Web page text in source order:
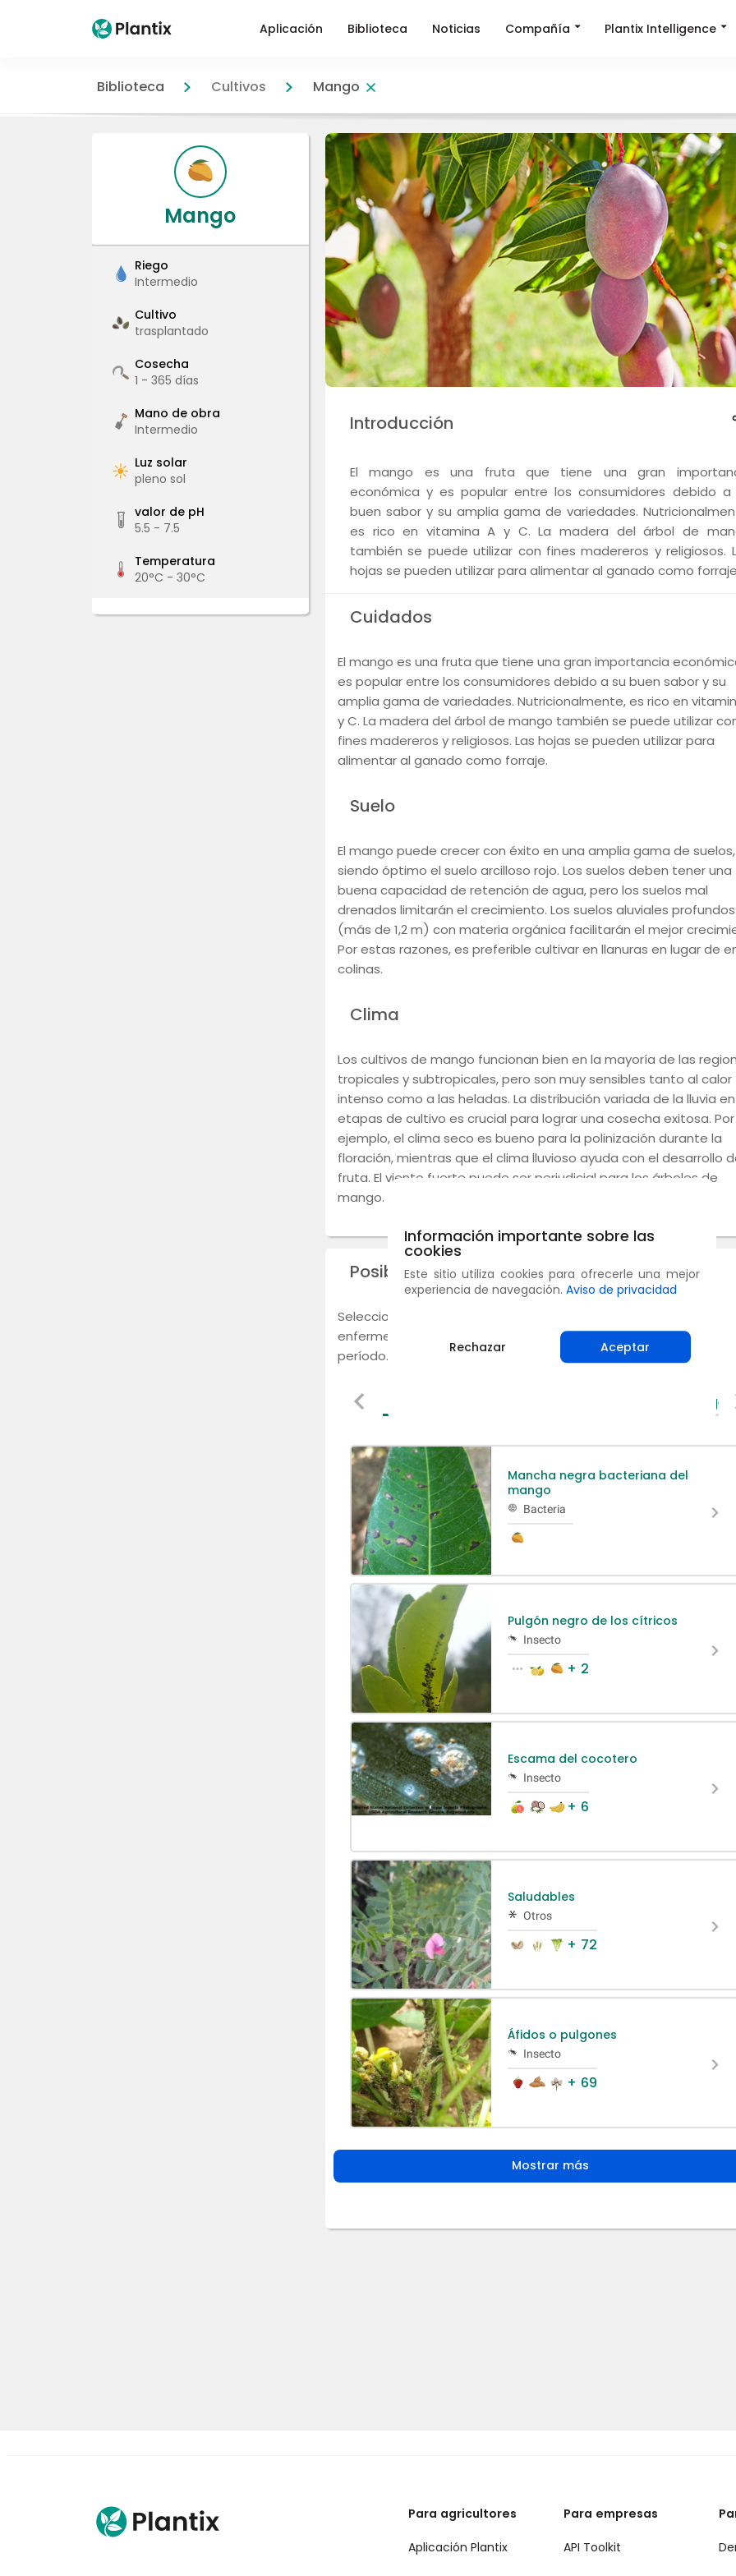
Aplicación Biblioteca Noticias Compañía Plantix Intelligence
Biblioteca Cultivos Mango
Mango
Riego
Intermedio
Cultivo
trasplantado
Cosecha
1 - 365 días
Mano de obra
Intermedio
Luz solar
pleno sol
valor de pH
5.5 - 7.5
Temperatura
20°C - 30°C
Introducción
El mango es una fruta que tiene una gran
económica y es popular entre los consumidores debido a
buen sabor y su amplia gama de variedades.
es rico en vitamina A y C. La madera del árbol de
también se puede utilizar con fines madereros y religiosos.
hojas se pueden utilizar para alimentar al ganado como
Cuidados
El mango es una fruta que tiene una gran importancia
es popular entre los consumidores debido a su buen sabor y su
amplia gama de variedades. Nutricionalmente, es rico en
y C. La madera del árbol de mango también se puede utilizar
fines madereros y religiosos. Las hojas se pueden utilizar para
alimentar al ganado como forraje.
Suelo
El mango puede crecer con éxito en una amplia gama de suelos,
siendo óptimo el suelo arcilloso rojo. Los suelos deben tener una
buena capacidad de retención de agua, pero los suelos mal
drenados limitarán el crecimiento. Los suelos aluviales profundos
(más de 1,2 m) con materia orgánica facilitarán el mejor
Por estas razones, es preferible cultivar en llanuras en lugar de
colinas.
Clima
Los cultivos de mango funcionan bien en la mayoría de las
tropicales y subtropicales, pero son muy sensibles tanto al calor
intenso como a las heladas. La distribución variada de la lluvia
etapas de cultivo es crucial para lograr una cosecha exitosa. Por
ejemplo, el clima seco es bueno para la polinización durante la
floración, mientras que el clima lluvioso ayuda con el desarrollo
fruta. El viento fuerte puede ser perjudicial para los árboles de
mango.
Posibles enfermedades
Seleccione una etapa de crecimiento para consultar las
enfermedades que pueden afectar a su cultivo durante ese
período.
Mancha negra bacteriana del
mango
Bacteria
Pulgón negro de los cítricos
Insecto
+ 2
Escama del cocotero
Insecto
+ 6
Saludables
Otros
+ 72
Áfidos o pulgones
Insecto
+ 69
Mostrar más
Para agricultores
Aplicación Plantix
Para empresas
API Toolkit
Información importante sobre las
cookies
Este sitio utiliza cookies para ofrecerle una mejor
experiencia de navegación. Aviso de privacidad
Rechazar Aceptar